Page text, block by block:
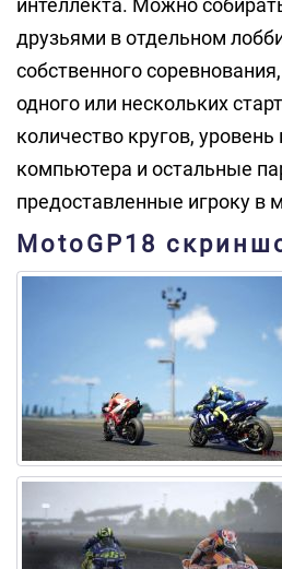
интеллекта. Можно
друзьями в отдельном
собственного
одного или нескольких
количество кругов,
компьютера и остальные
предоставленные игроку
MotoGP18